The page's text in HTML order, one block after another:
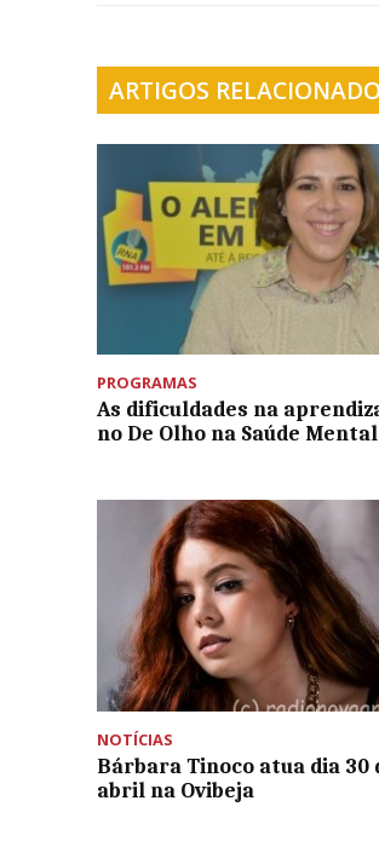
ARTIGOS
PROGRAMAS
As dificuldades na
no De Olho na Saúde Mental
NOTÍCIAS
Bárbara Tinoco atua dia 30
abril na Ovibeja